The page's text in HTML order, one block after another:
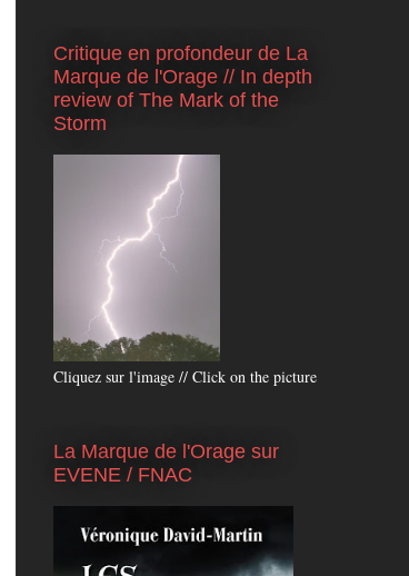
Critique en profondeur de La
Marque de l'Orage // In depth
review of The Mark of the
Storm
Cliquez sur l'image // Click on the picture
La Marque de l'Orage sur
EVENE / FNAC